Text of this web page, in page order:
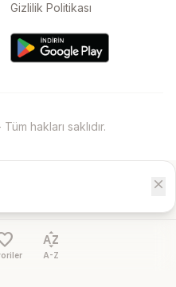
Gizlilik Politikası
hakları saklıdır.
close
sort_by_alpha
A-Z